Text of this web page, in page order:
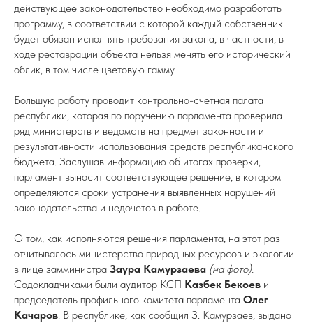
действующее законодательство необходимо разработать
программу, в соответствии с которой каждый собственник
будет обязан исполнять требования закона, в частности, в
ходе реставрации объекта нельзя менять его исторический
облик, в том числе цветовую гамму.
Большую работу проводит контрольно-счетная палата
республики, которая по поручению парламента проверила
ряд министерств и ведомств на предмет законности и
результативности использования средств республиканского
бюджета. Заслушав информацию об итогах проверки,
парламент выносит соответствующее решение, в котором
определяются сроки устранения выявленных нарушений
законодательства и недочетов в работе.
О том, как исполняются решения парламента, на этот раз
отчитывалось министерство природных ресурсов и экологии
в лице замминистра Заура Камурзаева (на фото).
Содокладчиками были аудитор КСП Казбек Бекоев и
председатель профильного комитета парламента Олег
Качаров. В республике, как сообщил З. Камурзаев, выдано